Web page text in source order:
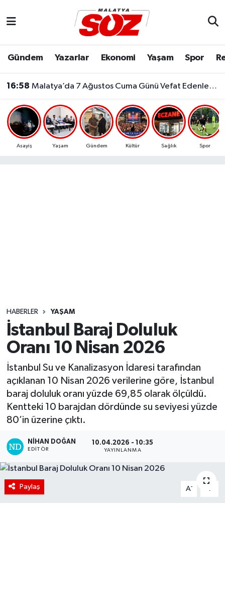
Gündem Yazarlar Ekonomi Yaşam Spor
16:58 Malatya’da 7 Ağustos Cuma Günü Vefat Edenler Belli Oldu
Asayiş Yaşam Gündem Kültür Sağlık Spor
HABERLER YAŞAM
İstanbul Baraj Doluluk
Oranı 10 Nisan 2026
İstanbul Su ve Kanalizasyon İdaresi tarafından
açıklanan 10 Nisan 2026 verilerine göre, İstanbul
baraj doluluk oranı yüzde 69,85 olarak ölçüldü.
Kentteki 10 barajdan dördünde su seviyesi yüzde
80’in üzerine çıktı.
NIHAN DOĞAN
EDITÖR
10.04.2026 - 10:35
YAYINLANMA
Paylaş A- A
Dünya
Eğitim
Ekonomi
Yaşam
Malatya Nöbetçi Eczaneler
Malatya Namaz Vakitleri
Malatya Trafik Yoğunluk Haritası
Süper Lig Puan Durumu ve Fikstür